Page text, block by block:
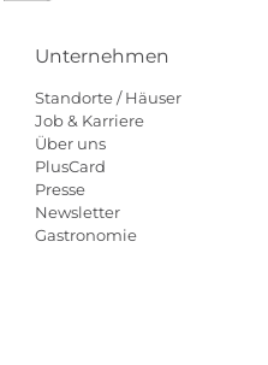
Unternehmen
Standorte / Häuser
Job & Karriere
Über uns
PlusCard
Presse
Newsletter
Gastronomie